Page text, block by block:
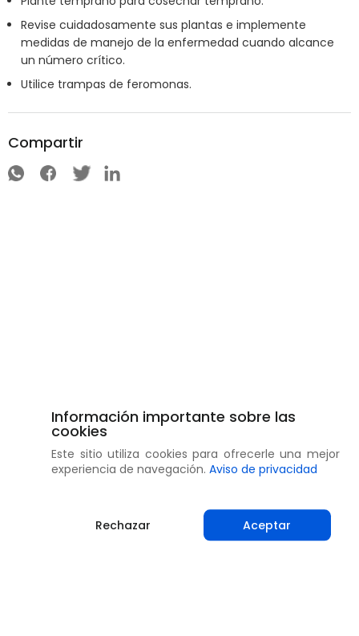
Revise cuidadosamente sus plantas e implemente
medidas de manejo de la enfermedad cuando alcance
un número crítico.
Utilice trampas de feromonas.
Compartir
Información importante sobre las
cookies
Este sitio utiliza cookies para ofrecerle una mejor
experiencia de navegación. Aviso de privacidad
Rechazar Aceptar